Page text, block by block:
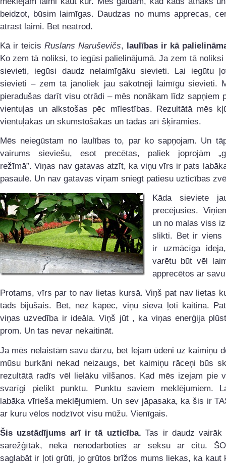
beidzot, būsim laimīgas. Daudzas no mums apprecas,
atrast laimi. Bet neatrod.
Kā ir teicis Ruslans Naruševičs, laulības ir kā
Ko zem tā noliksi, to iegūsi palielinājumā. Ja zem tā noliksi
sievieti, iegūsi daudz nelaimīgāku sievieti. Lai iegūtu
sievieti – zem tā jānoliek jau sākotnēji laimīgu sievieti.
pieradušas darīt visu otrādi – mēs nonākam līdz sapņiem
vientuļas un alkstošas pēc mīlestības. Rezultātā mēs
vientuļākas un skumstošākas un tādas arī šķiramies.
Mēs neiegūstam no laulības to, par ko sapņojam. Un
vairums sieviešu, esot precētas, paliek joprojām
režīmā”. Viņas nav gatavas atzīt, ka viņu vīrs ir pats
pasaulē. Un nav gatavas viņam sniegt patiesu uzticības
Kāda sieviete
precējusies.
un no malas viss
slikti. Bet ir viens
ir uzmācīga
varētu būt vēl
apprecētos ar
Protams, vīrs par to nav lietas kursā. Viņš pat nav lietas
tāds bijušais. Bet, nez kāpēc, viņu sieva ļoti kaitina.
viņas uzvedība ir ideāla. Viņš jūt , ka viņas enerģija
prom. Un tas nevar nekaitināt.
Ja mēs nelaistām savu dārzu, bet lejam ūdeni uz kaimiņu
mūsu burkāni nekad neizaugs, bet kaimiņu rāceņi būs
rezultātā radīs vēl lielāku vilšanos. Kad mēs izejam pie
svarīgi pielikt punktu. Punktu saviem meklējumiem.
labāka vīrieša meklējumiem. Un sev jāpasaka, ka šis ir
ar kuru vēlos nodzīvot visu mūžu. Vienīgais.
Šis uzstādījums arī ir tā uzticība. Tas ir daudz vairāk
sarežģītāk, nekā nenodarboties ar seksu ar citu.
saglabāt ir ļoti grūti, jo grūtos brīžos mums liekas, ka kaut